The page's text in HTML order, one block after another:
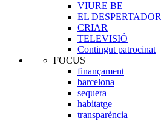
VIURE BE
EL DESPERTADOR
CRIAR
TELEVISIÓ
Contingut patrocinat
FOCUS
finançament
barcelona
sequera
habitatge
transparència